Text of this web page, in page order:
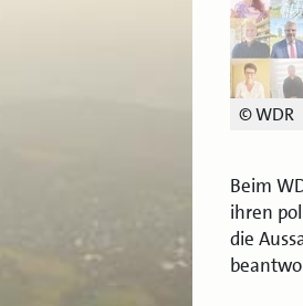
© WDR
Beim
ihren
die